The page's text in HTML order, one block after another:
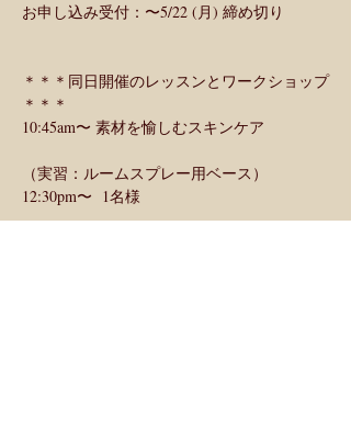
お申し込み受付：〜5/22 (月) 締め切り
＊＊＊同日開催のレッスンとワークショップ
＊＊＊
10:45am〜 素材を愉しむスキンケア
（実習：ルームスプレー用ベース）
12:30pm〜  1名様
プライベートセッション